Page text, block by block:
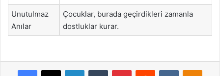
Unutulmaz
Anılar
Çocuklar, burada geçirdikleri zamanla
dostluklar kurar.
Facebook
X LinkedInTumblr PinterestReddit VKontakte